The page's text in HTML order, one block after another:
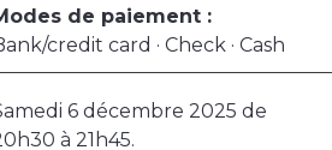
de paiement :
credit card · Check · Cash
6 décembre 2025 de
à 21h45.